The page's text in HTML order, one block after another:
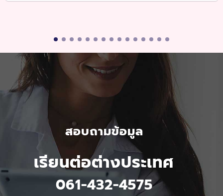
สอบถามข้อมูล
เรียนต่อต่างประเทศ
061-432-4575